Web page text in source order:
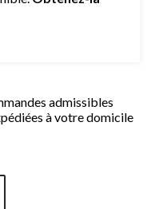
admissibles
à votre domicile